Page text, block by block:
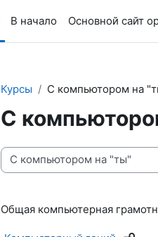
В начало Основной сайт
Курсы С компьютором на
С
Категории курсов
Общая компьютерная